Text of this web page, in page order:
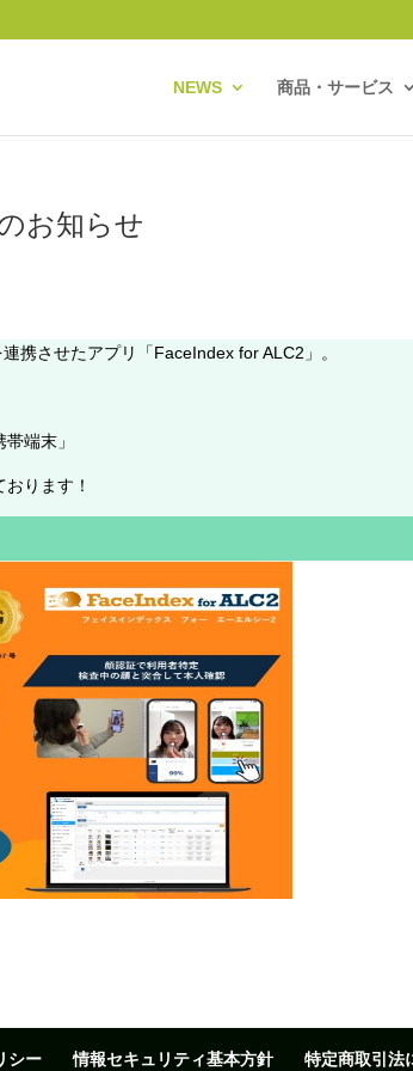
NEWS 商品・サービス
お知らせ
携させたアプリ「FaceIndex for ALC2」。
端末」
ります！
シー 情報セキュリティ基本方針 特定商取引法